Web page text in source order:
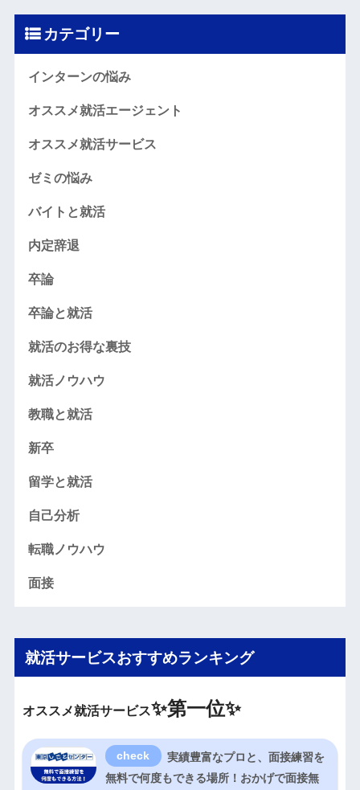
カテゴリー
インターンの悩み
オススメ就活エージェント
オススメ就活サービス
ゼミの悩み
バイトと就活
内定辞退
卒論
卒論と就活
就活のお得な裏技
就活ノウハウ
教職と就活
新卒
留学と就活
自己分析
転職ノウハウ
面接
就活サービスおすすめランキング
オススメ就活サービス✨第一位✨
実績豊富なプロと、面接練習を
無料で何度もできる場所！おかげで面接無